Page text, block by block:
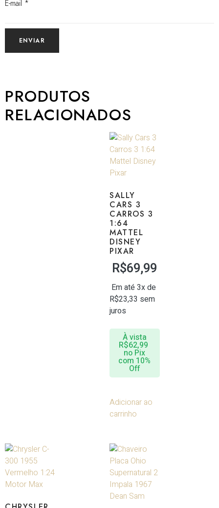
E-mail *
PRODUTOS
RELACIONADOS
SALLY
CARS 3
CARROS 3
1:64
MATTEL
DISNEY
PIXAR
R$69,99
Em até 3x de
R$23,33 sem
juros
À vista
R$62,99
no Pix
com 10%
Off
Adicionar ao
carrinho